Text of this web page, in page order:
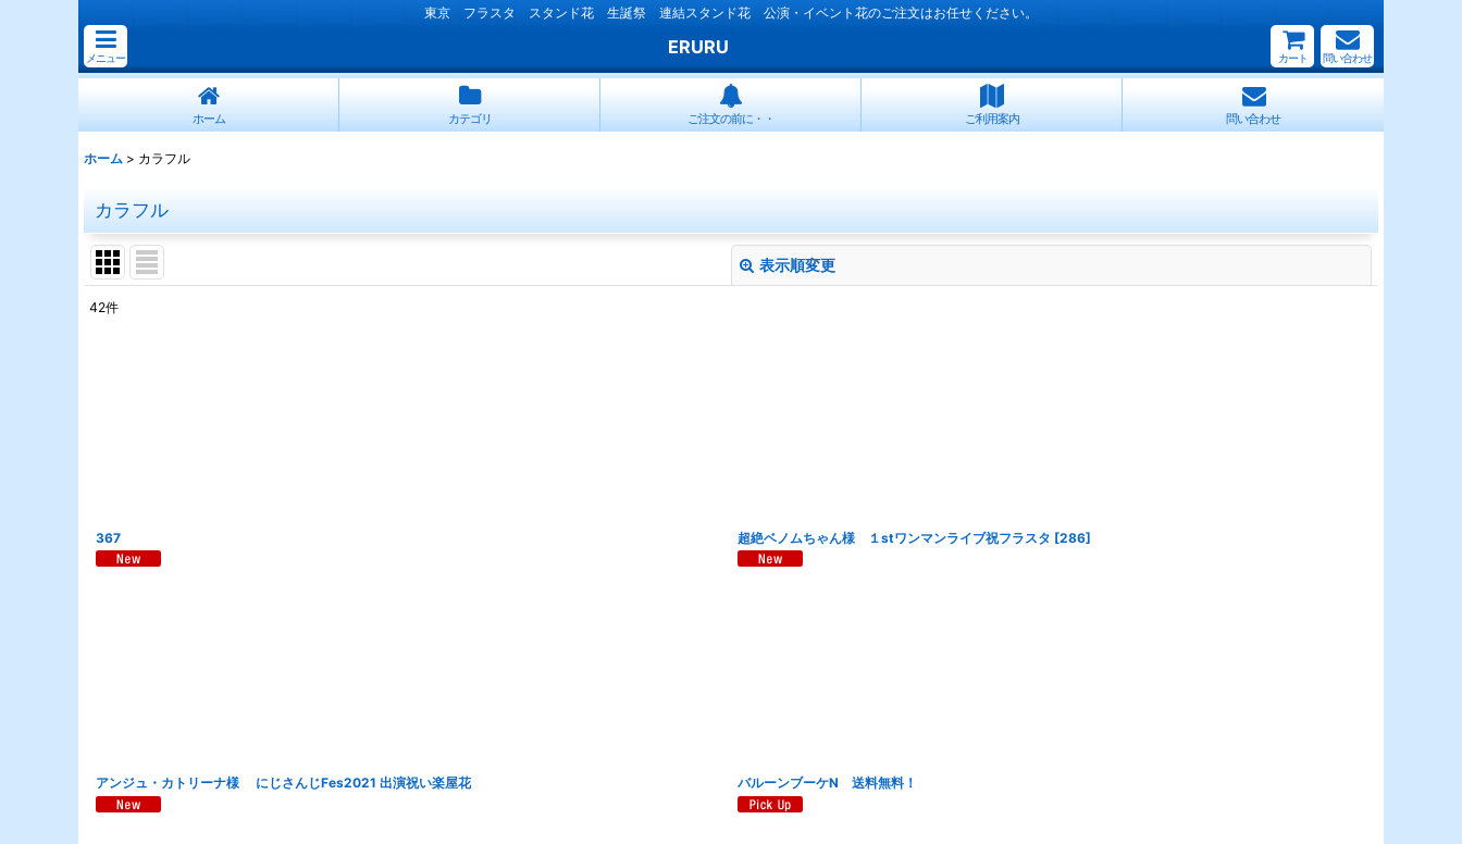
東京 フラスタ スタンド花 生誕祭 連結スタンド花 公演・イベント花のご注文はお任せください。
メニュー
ERURU
カート 問い合わせ
ホーム カテゴリ ご注文の前に・・ ご利用案内 問い合わせ
ホーム > カラフル
カラフル
表示順変更
42件
367 超絶ベノムちゃん様 １stワンマンライブ祝フラスタ [286]
アンジュ・カトリーナ様 にじさんじFes2021 出演祝い楽屋花 バルーンブーケN 送料無料！